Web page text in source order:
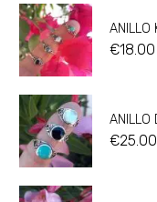
ANILLO
€18.00
ANILLO
€25.00